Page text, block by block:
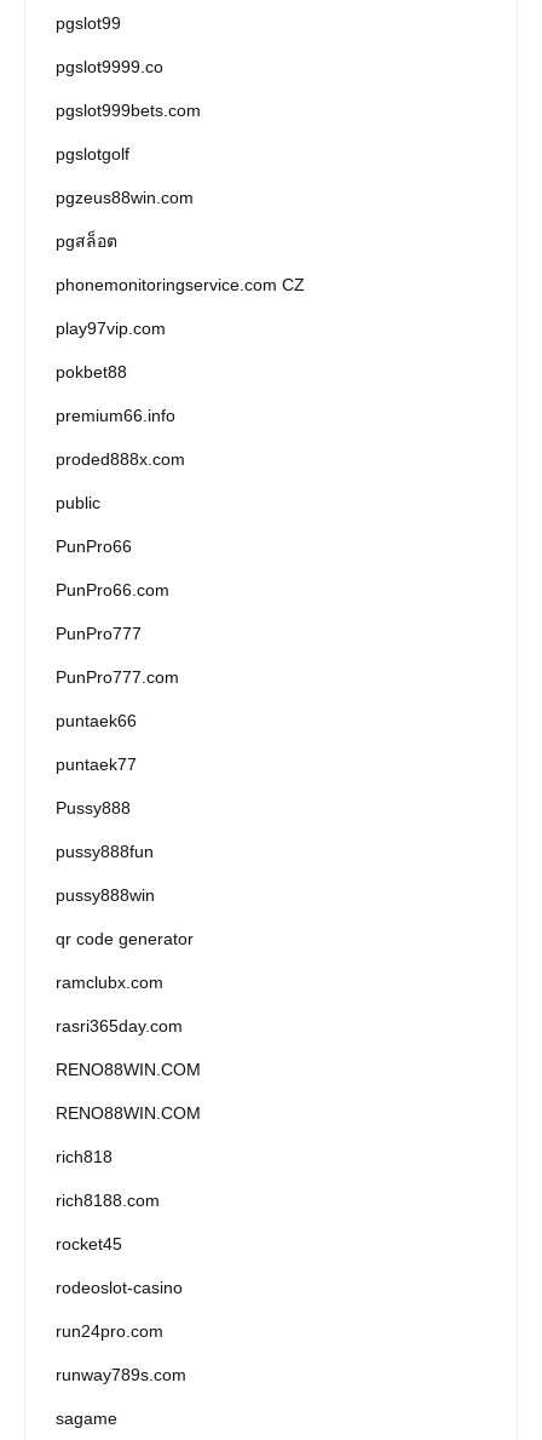
pgslot99
pgslot9999.co
pgslot999bets.com
pgslotgolf
pgzeus88win.com
pgสล็อต
phonemonitoringservice.com CZ
play97vip.com
pokbet88
premium66.info
proded888x.com
public
PunPro66
PunPro66.com
PunPro777
PunPro777.com
puntaek66
puntaek77
Pussy888
pussy888fun
pussy888win
qr code generator
ramclubx.com
rasri365day.com
RENO88WIN.COM
RENO88WIN.COM
rich818
rich8188.com
rocket45
rodeoslot-casino
run24pro.com
runway789s.com
sagame